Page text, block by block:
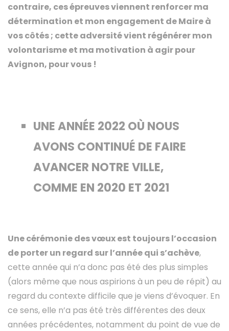
contraire, ces épreuves viennent renforcer ma
détermination et mon engagement de Maire à
vos côtés ; cette adversité vient régénérer mon
volontarisme et ma motivation à agir pour
Avignon, pour vous !
UNE ANNÉE 2022 OÙ NOUS
AVONS CONTINUÉ DE FAIRE
AVANCER NOTRE VILLE,
COMME EN 2020 ET 2021
Une cérémonie des vœux est toujours l’occasion
de porter un regard sur l’année qui s’achève,
cette année qui n’a donc pas été des plus simples
(alors même que nous aspirions à un peu de répit) au
regard du contexte difficile que je viens d’évoquer. En
ce sens, elle n’a pas été très différentes des deux
années précédentes, notamment du point de vue de